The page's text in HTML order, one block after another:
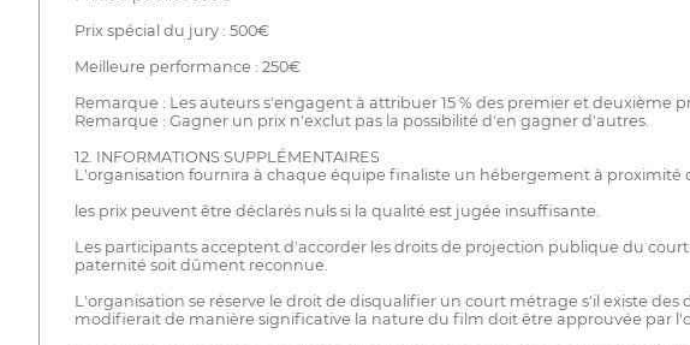
Prix spécial du jury : 500€
Meilleure performance : 250€
Remarque : Les auteurs s'engagent à attribuer 15 % des premier et deuxième
Remarque : Gagner un prix n'exclut pas la possibilité d'en gagner d'autres.
12. INFORMATIONS SUPPLÉMENTAIRES
L'organisation fournira à chaque équipe finaliste un hébergement à
les prix peuvent être déclarés nuls si la qualité est jugée insuffisante.
Les participants acceptent d'accorder les droits de projection publique du
paternité soit dûment reconnue.
L'organisation se réserve le droit de disqualifier un court métrage s'il existe
modifierait de manière significative la nature du film doit être approuvée par